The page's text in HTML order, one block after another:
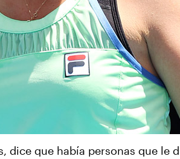
dice que había personas que le